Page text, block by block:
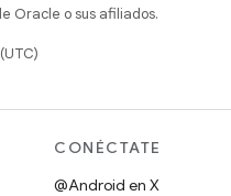
Oracle o sus afiliados.
CONÉCTATE
@Android en X